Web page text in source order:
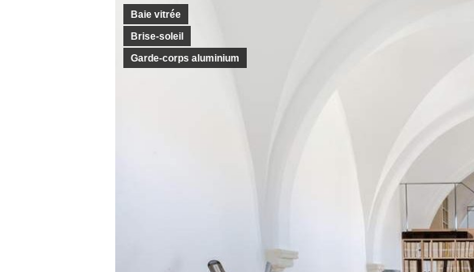
Baie vitrée
Brise-soleil
Garde-corps aluminium